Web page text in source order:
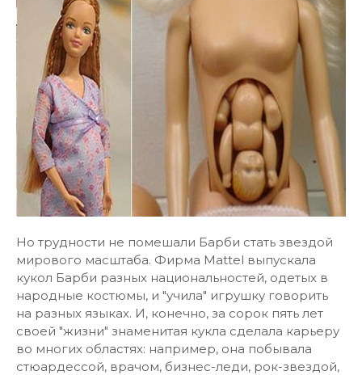
Но трудности не помешали Барби стать звездой
мирового масштаба. Фирма Mattel выпускала
кукол Барби разных национальностей, одетых в
народные костюмы, и "учила" игрушку говорить
на разных языках. И, конечно, за сорок пять лет
своей "жизни" знаменитая кукла сделала карьеру
во многих областях: например, она побывала
стюардессой, врачом, бизнес-леди, рок-звездой,